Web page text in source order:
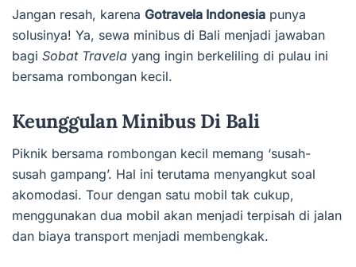
Jangan resah, karena Gotravela Indonesia punya
solusinya! Ya, sewa minibus di Bali menjadi jawaban
bagi Sobat Travela yang ingin berkeliling di pulau ini
bersama rombongan kecil.
Keunggulan Minibus Di Bali
Piknik bersama rombongan kecil memang ‘susah-
susah gampang’. Hal ini terutama menyangkut soal
akomodasi. Tour dengan satu mobil tak cukup,
menggunakan dua mobil akan menjadi terpisah di jalan
dan biaya transport menjadi membengkak.